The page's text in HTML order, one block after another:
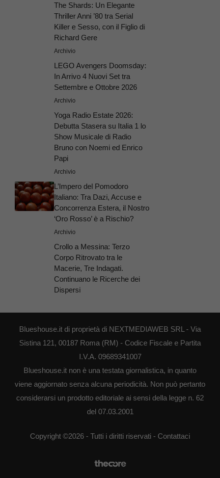
The Shards: Un Elegante
Thriller Anni ’80 tra Serial
Killer e Sesso, con il Figlio di
Richard Gere
Archivio
LEGO Avengers Doomsday:
In Arrivo 4 Nuovi Set tra
Settembre e Ottobre 2026
Archivio
Yoga Radio Estate 2026:
Debutta Stasera su Italia 1 lo
Show Musicale di Radio
Bruno con Noemi ed Enrico
Papi
Archivio
L’Impero del Pomodoro
Italiano: Tra Dazi, Accuse e
Concorrenza Estera, il Nostro
‘Oro Rosso’ è a Rischio?
Archivio
Crollo a Messina: Terzo
Corpo Ritrovato tra le
Macerie, Tre Indagati.
Continuano le Ricerche dei
Dispersi
Blueshouse.it di proprietà di NEXTMEDIAWEB SRL - Via
Sistina 121, 00187 Roma (RM) - Codice Fiscale e Partita
I.V.A. 09689341007
Blueshouse.it non è una testata giornalistica, in quanto
viene aggiornato senza alcuna periodicità. Non può pertanto
considerarsi un prodotto editoriale ai sensi della legge n. 62
del 07.03.2001
Copyright ©2026 - Tutti i diritti riservati - Contattaci